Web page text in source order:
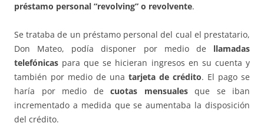
préstamo personal “revolving” o revolvente.
Se trataba de un préstamo personal del cual el prestatario,
Don Mateo, podía disponer por medio de llamadas
telefónicas para que se hicieran ingresos en su cuenta y
también por medio de una tarjeta de crédito. El pago se
haría por medio de cuotas mensualesque se iban
incrementado a medida que se aumentaba la disposición
del crédito.